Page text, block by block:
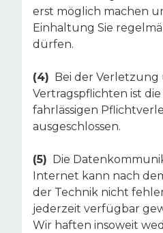
erst möglich machen
Einhaltung Sie
dürfen.
(4) Bei der
Vertragspflichten ist
fahrlässigen
ausgeschlossen.
(5) Die
Internet kann nach
der Technik nicht
jederzeit verfügbar
Wir haften insoweit